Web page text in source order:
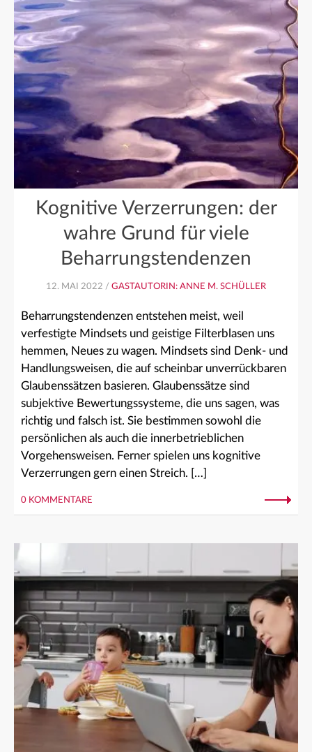
Kognitive Verzerrungen: der
wahre Grund für viele
Beharrungstendenzen
12. MAI 2022 / GASTAUTORIN: ANNE M. SCHÜLLER
Beharrungstendenzen entstehen meist, weil
verfestigte Mindsets und geistige Filterblasen uns
hemmen, Neues zu wagen. Mindsets sind Denk- und
Handlungsweisen, die auf scheinbar unverrückbaren
Glaubenssätzen basieren. Glaubenssätze sind
subjektive Bewertungssysteme, die uns sagen, was
richtig und falsch ist. Sie bestimmen sowohl die
persönlichen als auch die innerbetrieblichen
Vorgehensweisen. Ferner spielen uns kognitive
Verzerrungen gern einen Streich. […]
0 KOMMENTARE